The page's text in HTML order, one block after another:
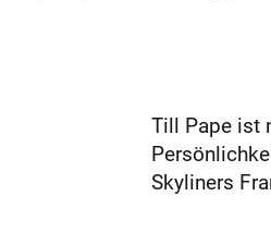
Till Pape ist
Skyliners